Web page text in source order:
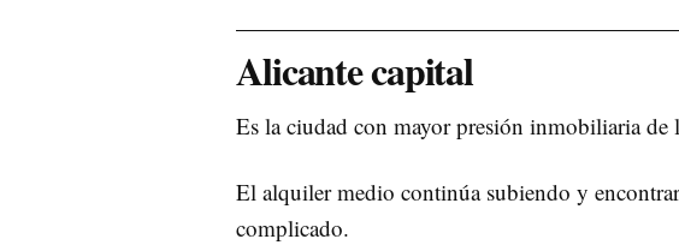
Alicante capital
Es la ciudad con mayor presión inmobiliaria de
El alquiler medio continúa subiendo y
complicado.